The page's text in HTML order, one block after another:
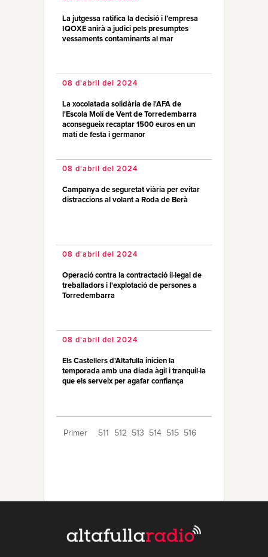
La jutgessa ratifica la decisió i l’empresa
IQOXE anirà a judici pels presumptes
vessaments contaminants al mar
08 d'abril del 2024
La xocolatada solidària de l'AFA de
l'Escola Molí de Vent de Torredembarra
aconsegueix recaptar 1500 euros en un
matí de festa i germanor
08 d'abril del 2024
Campanya de seguretat viària per evitar
distraccions al volant a Roda de Berà
08 d'abril del 2024
Operació contra la contractació il·legal de
treballadors i l'explotació de persones a
Torredembarra
08 d'abril del 2024
Els Castellers d'Altafulla inicien la
temporada amb una diada àgil i tranquil·la
que els serveix per agafar confiança
Primer 511 512 513 514 515 516
525 526 527 528 529 Últim